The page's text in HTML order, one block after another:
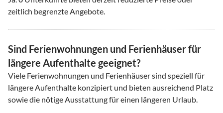
zeitlich begrenzte Angebote.
Sind Ferienwohnungen und Ferienhäuser für
längere Aufenthalte geeignet?
Viele Ferienwohnungen und Ferienhäuser sind speziell für
längere Aufenthalte konzipiert und bieten ausreichend Platz
sowie die nötige Ausstattung für einen längeren Urlaub.